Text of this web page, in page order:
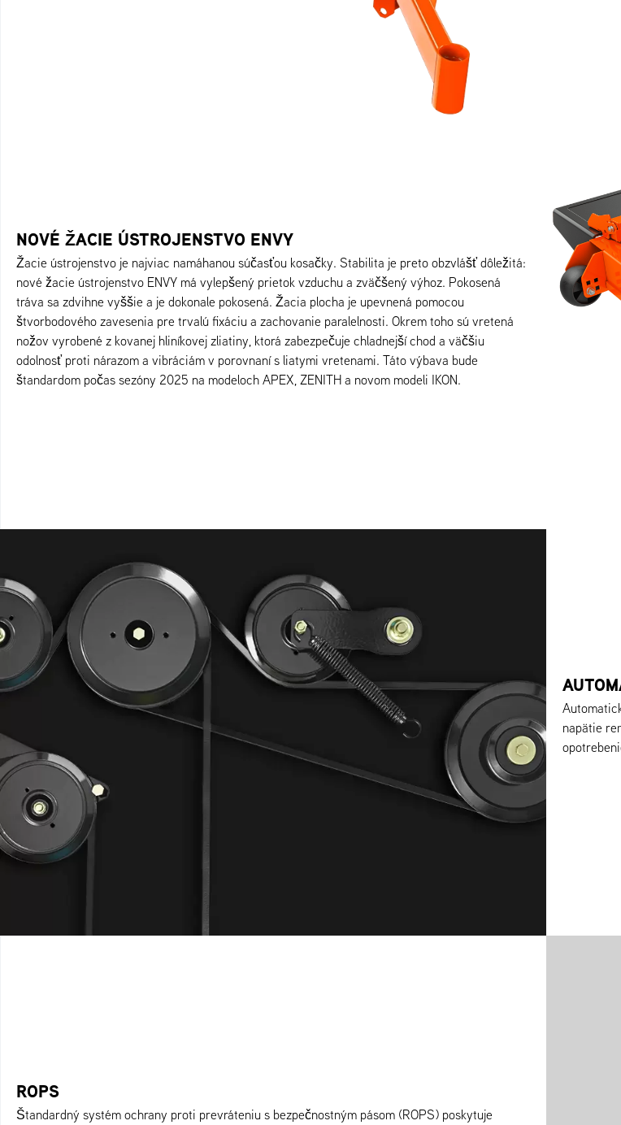
NOVÉ ŽACIE ÚSTROJENSTVO ENVY
Žacie ústrojenstvo je najviac namáhanou súčasťou kosačky. Stabilita je preto obzvlášť dôležitá:
nové žacie ústrojenstvo ENVY má vylepšený prietok vzduchu a zväčšený výhoz. Pokosená
tráva sa zdvihne vyššie a je dokonale pokosená. Žacia plocha je upevnená pomocou
štvorbodového zavesenia pre trvalú fixáciu a zachovanie paralelnosti. Okrem toho sú vretená
nožov vyrobené z kovanej hliníkovej zliatiny, ktorá zabezpečuje chladnejší chod a väčšiu
odolnosť proti nárazom a vibráciám v porovnaní s liatymi vretenami. Táto výbava bude
štandardom počas sezóny 2025 na modeloch APEX, ZENITH a novom modeli IKON.
napätie
ROPS
Štandardný systém ochrany proti prevráteniu s bezpečnostným pásom (ROPS) poskytuje